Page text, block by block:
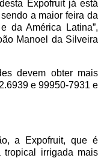
Expofruit já está
a maior feira da
da América Latina”,
Manoel da Silveira
devem obter mais
e 99950-7931 e
a Expofruit, que é
tropical irrigada mais